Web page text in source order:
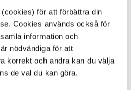
för att förbättra din
Cookies används också för
information och
nödvändiga för att
korrekt och andra kan du välja
de val du kan göra.
901